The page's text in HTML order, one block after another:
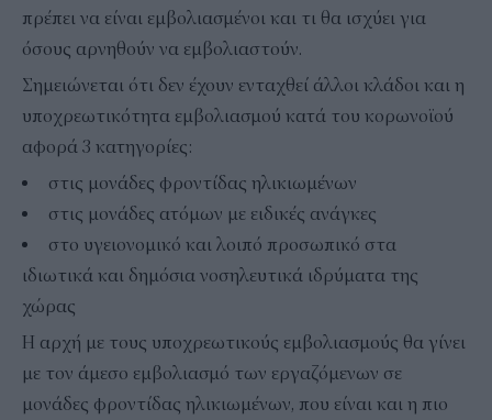
πρέπει να είναι εμβολιασμένοι και τι θα ισχύει για
όσους αρνηθούν να εμβολιαστούν.
Σημειώνεται ότι δεν έχουν ενταχθεί άλλοι κλάδοι και η
υποχρεωτικότητα εμβολιασμού κατά του κορωνοϊού
αφορά 3 κατηγορίες:
στις μονάδες φροντίδας ηλικιωμένων
στις μονάδες ατόμων με ειδικές ανάγκες
στο υγειονομικό και λοιπό προσωπικό στα
ιδιωτικά και δημόσια νοσηλευτικά ιδρύματα της
χώρας
Η αρχή με τους υποχρεωτικούς εμβολιασμούς θα γίνει
με τον άμεσο εμβολιασμό των εργαζόμενων σε
μονάδες φροντίδας ηλικιωμένων, που είναι και η πιο